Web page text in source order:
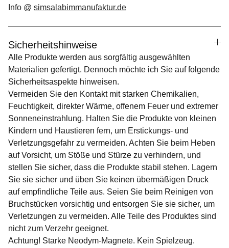
Info @ simsalabimmanufaktur.de
Sicherheitshinweise
Alle Produkte werden aus sorgfältig ausgewählten
Materialien gefertigt. Dennoch möchte ich Sie auf folgende
Sicherheitsaspekte hinweisen.
Vermeiden Sie den Kontakt mit starken Chemikalien,
Feuchtigkeit, direkter Wärme, offenem Feuer und extremer
Sonneneinstrahlung. Halten Sie die Produkte von kleinen
Kindern und Haustieren fern, um Erstickungs- und
Verletzungsgefahr zu vermeiden. Achten Sie beim Heben
auf Vorsicht, um Stöße und Stürze zu verhindern, und
stellen Sie sicher, dass die Produkte stabil stehen. Lagern
Sie sie sicher und üben Sie keinen übermäßigen Druck
auf empfindliche Teile aus. Seien Sie beim Reinigen von
Bruchstücken vorsichtig und entsorgen Sie sie sicher, um
Verletzungen zu vermeiden. Alle Teile des Produktes sind
nicht zum Verzehr geeignet.
Achtung! Starke Neodym-Magnete. Kein Spielzeug.